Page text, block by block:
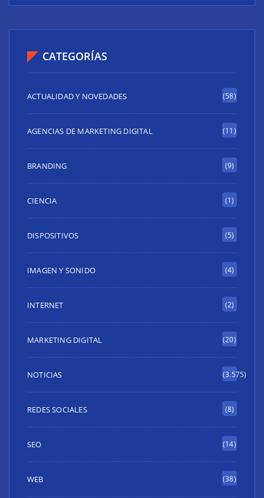
CATEGORÍAS
ACTUALIDAD Y NOVEDADES (58)
AGENCIAS DE MARKETING DIGITAL (11)
BRANDING (9)
CIENCIA (1)
DISPOSITIVOS (5)
IMAGEN Y SONIDO (4)
INTERNET (2)
MARKETING DIGITAL (20)
NOTICIAS (3.575)
REDES SOCIALES (8)
SEO (14)
WEB (38)